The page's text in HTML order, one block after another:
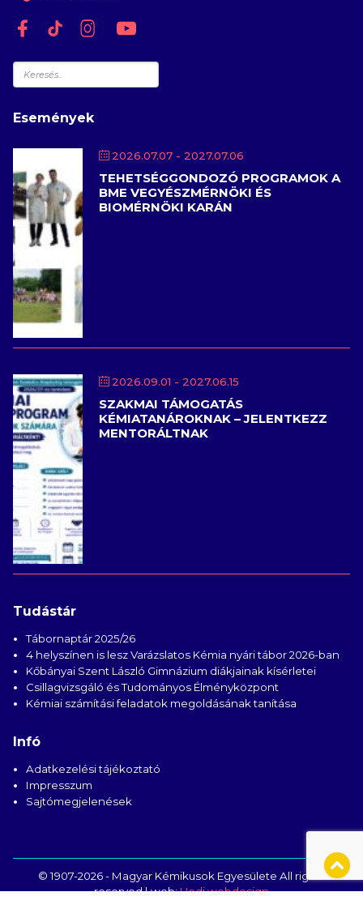
Keresés
Események
2026.07.07 - 2027.07.06
TEHETSÉGGONDOZÓ PROGRAMOK A
BME VEGYÉSZMÉRNÖKI ÉS
BIOMÉRNÖKI KARÁN
2026.09.01 - 2027.06.15
SZAKMAI TÁMOGATÁS
KÉMIATANÁROKNAK – JELENTKEZZ
MENTORÁLTNAK
Tudástár
Tábornaptár 2025/26
4 helyszínen is lesz Varázslatos Kémia nyári tábor 2026-ban
Kőbányai Szent László Gimnázium diákjainak kísérletei
Csillagvizsgáló és Tudományos Élményközpont
Kémiai számítási feladatok megoldásának tanítása
Infó
Adatkezelési tájékoztató
Impresszum
Sajtómegjelenések
© 1907-2026 - Magyar Kémikusok Egyesülete All rights
reserved | web:Hedi webdesign